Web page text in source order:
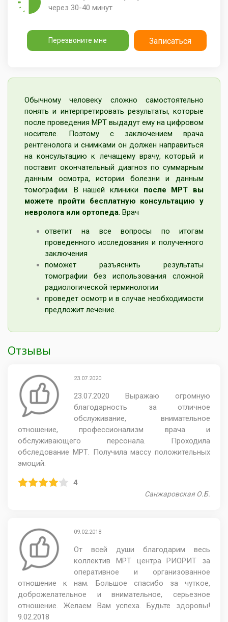
через 30-40 минут
Перезвоните мне Записаться
Обычному человеку сложно самостоятельно
понять и интерпретировать результаты, которые
после проведения МРТ выдадут ему на цифровом
носителе. Поэтому с заключением врача
рентгенолога и снимками он должен направиться
на консультацию к лечащему врачу, который и
поставит окончательный диагноз по суммарным
данным осмотра, истории болезни и данным
томографии. В нашей клиники после МРТ вы
можете пройти бесплатную консультацию у
невролога или ортопеда. Врач
ответит на все вопросы по итогам
проведенного исследования и полученного
заключения
поможет разъяснить результаты
томографии без использования сложной
радиологической терминологии
проведет осмотр и в случае необходимости
предложит лечение.
Отзывы
23.07.2020
23.07.2020 Выражаю огромную
благодарность за отличное
обслуживание, внимательное
отношение, профессионализм врача и
обслуживающего персонала. Проходила
обследование МРТ. Получила массу положительных
эмоций.
4
Санжаровская О.Б.
09.02.2018
От всей души благодарим весь
коллектив МРТ центра РИОРИТ за
оперативное и организованное
отношение к нам. Большое спасибо за чуткое,
доброжелательное и внимательное, серьезное
отношение. Желаем Вам успеха. Будьте здоровы!
9.02.2018